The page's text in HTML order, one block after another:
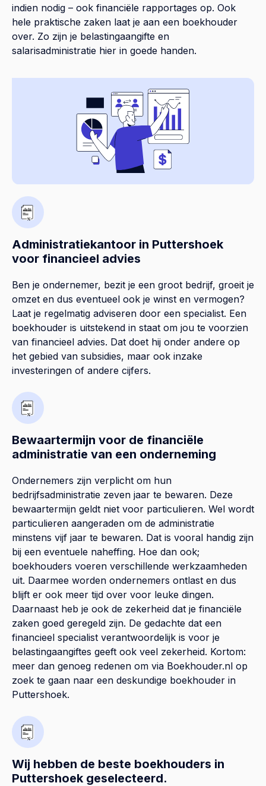
indien nodig – ook financiële rapportages op. Ook
hele praktische zaken laat je aan een boekhouder
over. Zo zijn je belastingaangifte en
salarisadministratie hier in goede handen.
Administratiekantoor in Puttershoek
voor financieel advies
Ben je ondernemer, bezit je een groot bedrijf, groeit je
omzet en dus eventueel ook je winst en vermogen?
Laat je regelmatig adviseren door een specialist. Een
boekhouder is uitstekend in staat om jou te voorzien
van financieel advies. Dat doet hij onder andere op
het gebied van subsidies, maar ook inzake
investeringen of andere cijfers.
Bewaartermijn voor de financiële
administratie van een onderneming
Ondernemers zijn verplicht om hun
bedrijfsadministratie zeven jaar te bewaren. Deze
bewaartermijn geldt niet voor particulieren. Wel wordt
particulieren aangeraden om de administratie
minstens vijf jaar te bewaren. Dat is vooral handig zijn
bij een eventuele naheffing. Hoe dan ook;
boekhouders voeren verschillende werkzaamheden
uit. Daarmee worden ondernemers ontlast en dus
blijft er ook meer tijd over voor leuke dingen.
Daarnaast heb je ook de zekerheid dat je financiële
zaken goed geregeld zijn. De gedachte dat een
financieel specialist verantwoordelijk is voor je
belastingaangiftes geeft ook veel zekerheid. Kortom:
meer dan genoeg redenen om via Boekhouder.nl op
zoek te gaan naar een deskundige boekhouder in
Puttershoek.
Wij hebben de beste boekhouders in
Puttershoek geselecteerd.